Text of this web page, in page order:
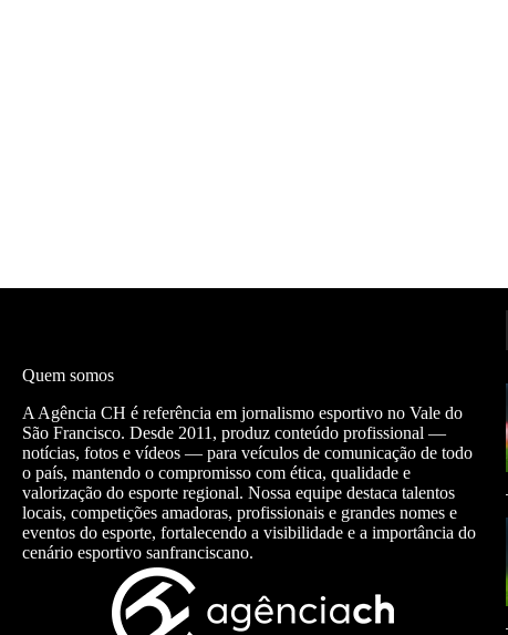
Quem somos
A Agência CH é referência em jornalismo esportivo no Vale do
São Francisco. Desde 2011, produz conteúdo profissional —
notícias, fotos e vídeos — para veículos de comunicação de todo
o país, mantendo o compromisso com ética, qualidade e
valorização do esporte regional. Nossa equipe destaca talentos
locais, competições amadoras, profissionais e grandes nomes e
eventos do esporte, fortalecendo a visibilidade e a importância do
cenário esportivo sanfranciscano.